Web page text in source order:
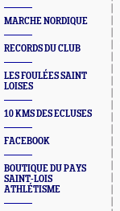
MARCHE NORDIQUE
RECORDS DU CLUB
LES FOULÉES SAINT
LOISES
10 KMS DES ECLUSES
FACEBOOK
BOUTIQUE DU PAYS
SAINT-LOIS
ATHLÉTISME